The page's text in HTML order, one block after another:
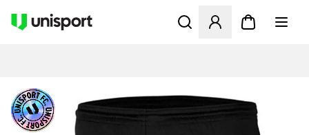
Åbner en Modal til at